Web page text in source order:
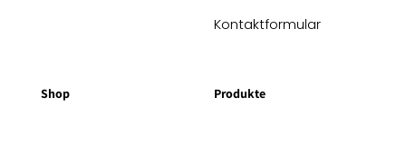
Kontaktformular
Shop Produkte